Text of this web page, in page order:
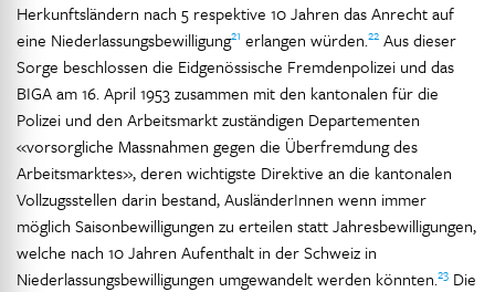
Herkunftsländern nach 5 respektive 10 Jahren das Anrecht auf
eine Niederlassungsbewilligung21 erlangen würden.22 Aus dieser
Sorge beschlossen die Eidgenössische Fremdenpolizei und das
BIGA am 16. April 1953 zusammen mit den kantonalen für die
Polizei und den Arbeitsmarkt zuständigen Departementen
«vorsorgliche Massnahmen gegen die Überfremdung des
Arbeitsmarktes», deren wichtigste Direktive an die kantonalen
Vollzugsstellen darin bestand, AusländerInnen wenn immer
möglich Saisonbewilligungen zu erteilen statt Jahresbewilligungen,
welche nach 10 Jahren Aufenthalt in der Schweiz in
Niederlassungsbewilligungen umgewandelt werden könnten.23 Die